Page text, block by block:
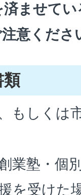
済ませて
意くださ
類
もしくは
業塾・個
を受けた